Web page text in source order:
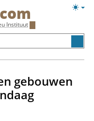
Instituut
gebouwen